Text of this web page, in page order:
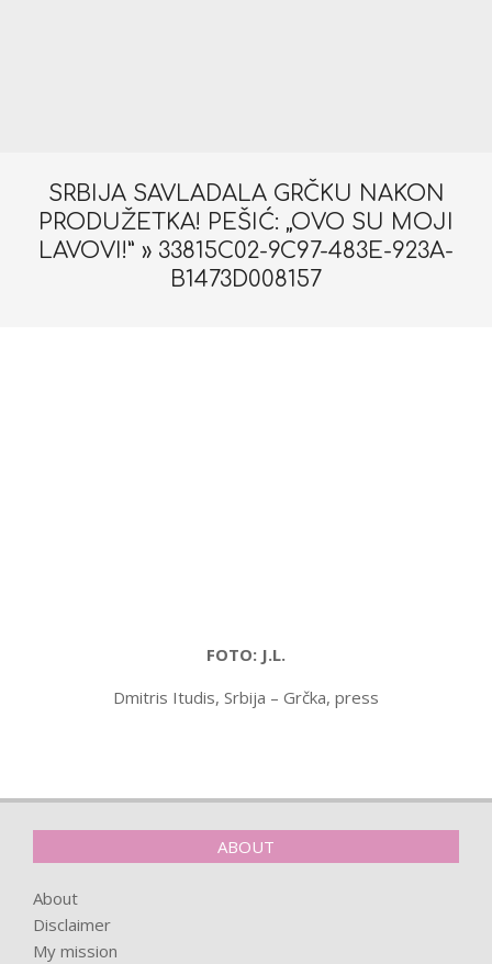
SRBIJA SAVLADALA GRČKU NAKON
PRODUŽETKA! PEŠIĆ: „OVO SU MOJI
LAVOVI!” » 33815C02-9C97-483E-923A-
B1473D008157
FOTO: J.L.
Dmitris Itudis, Srbija – Grčka, press
08-
ABOUT
About
Disclaimer
My mission